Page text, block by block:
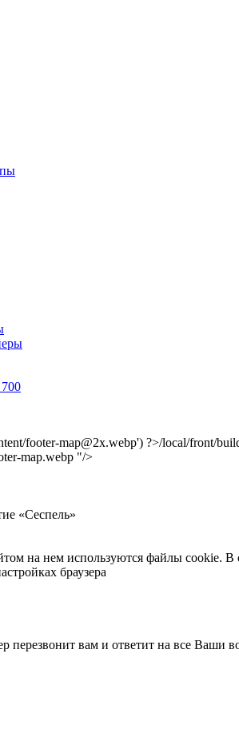
/local/front/
map.webp "/>
«Сеспель»
на нем используются файлы
браузера
перезвонит вам и ответит на все Ваши